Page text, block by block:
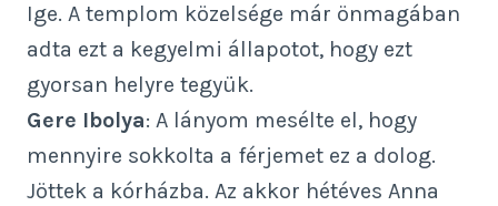
Ige. A templom közelsége már önmagában
adta ezt a kegyelmi állapotot, hogy ezt
gyorsan helyre tegyük.
Gere Ibolya: A lányom mesélte el, hogy
mennyire sokkolta a férjemet ez a dolog.
Jöttek a kórházba. Az akkor hétéves Anna